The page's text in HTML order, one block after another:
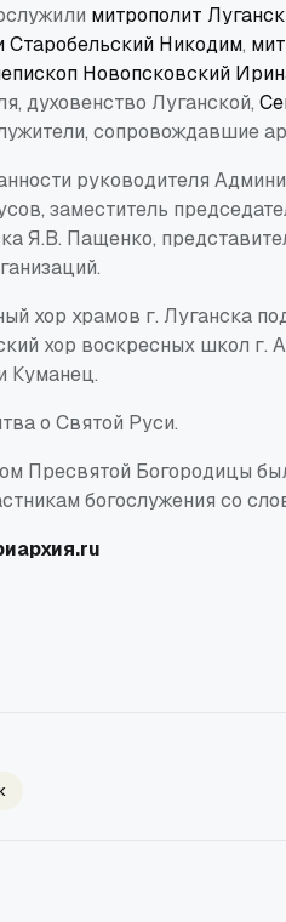
митрополит
Старобельский Никодим,
Новопсковский
духовенство Луганской,
сопровождавшие
руководителя
заместитель
Я.В. Пащенко,
хор храмов г. Луганска
хор воскресных школ г.
Куманец.
о Святой Руси.
Пресвятой Богородицы
богослужения со